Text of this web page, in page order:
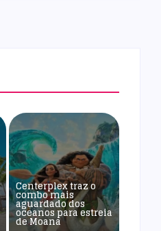
Centerplex traz o
combo mais
aguardado dos
oceanos para estreia
de Moana